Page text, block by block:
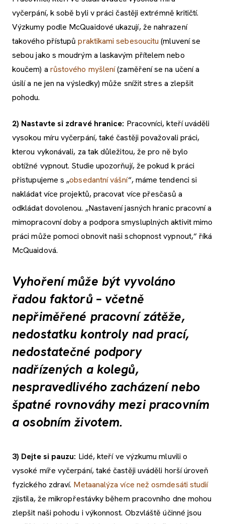
vyčerpání, k sobě byli v práci častěji extrémně kritičtí.
Výzkumy podle McQuaidové ukazují, že nahrazení
takového přístupůpraktikami sebesoucitu (mluvení se
sebou jako s moudrým a laskavým přítelem nebo
koučem) a růstového myšlení(zaměření se na učení a
úsilí a ne jen na výsledky) může snížit stres a zlepšit
pohodu.
2) Nastavte si zdravé hranice: Pracovníci, kteří uváděli
vysokou míru vyčerpání, také častěji považovali práci,
kterou vykonávali, za tak důležitou, že pro ně bylo
obtížné vypnout. Studie upozorňují, že pokud k práci
přistupujeme s „obsedantní vášní“, máme tendenci si
nakládat více projektů, pracovat více přesčasů a
odkládat dovolenou. „Nastavení jasných hranic pracovní a
mimopracovní doby a podpora smysluplných aktivit mimo
práci může pomoci obnovit naši schopnost vypnout,“ říká
McQuaidová.
Vyhoření může být vyvoláno
řadou faktorů – včetně
nepřiměřené pracovní zátěže,
nedostatku kontroly nad prací,
nedostatečné podpory
nadřízených a kolegů,
nespravedlivého zacházení nebo
špatné rovnováhy mezi pracovním
a osobním životem.
3) Dejte si pauzu: Lidé, kteří ve výzkumu mluvili o
vysoké míře vyčerpání, také častěji uváděli horší úroveň
fyzického zdraví. Metaanalýza více nežosmdesáti studií
zjistila, že mikropřestávky během pracovního dne mohou
zlepšit naši pohodu i výkonnost. Obzvláště účinné jsou